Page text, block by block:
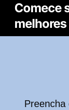
Comece
Preencha